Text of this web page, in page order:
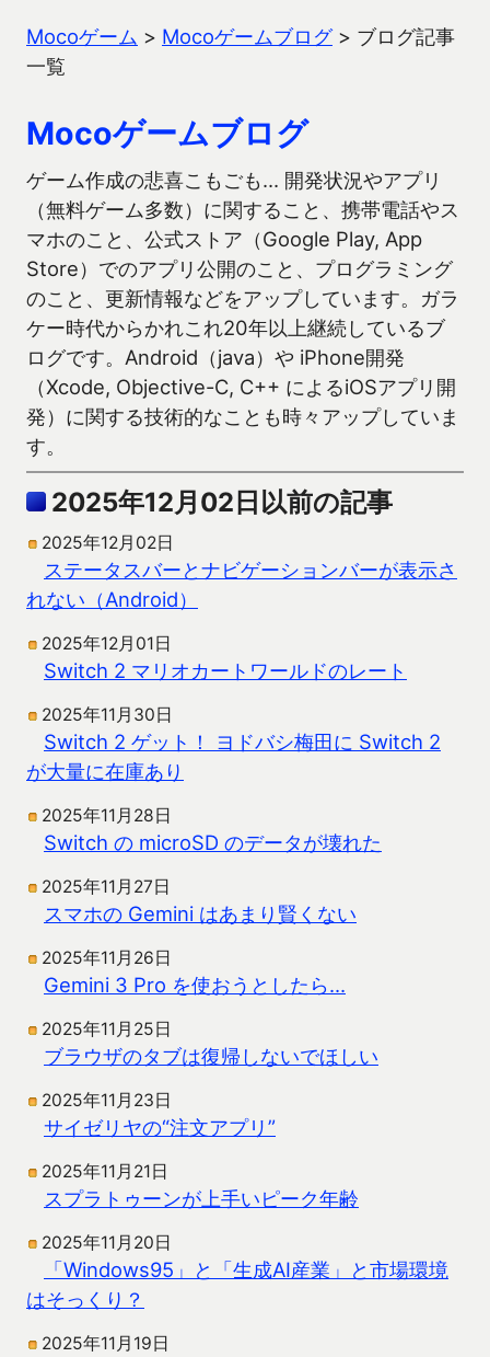
Mocoゲーム > Mocoゲームブログ> ブログ記事
一覧
Mocoゲームブログ
ゲーム作成の悲喜こもごも… 開発状況やアプリ
（無料ゲーム多数）に関すること、携帯電話やス
マホのこと、公式ストア（Google Play, App
Store）でのアプリ公開のこと、プログラミング
のこと、更新情報などをアップしています。ガラ
ケー時代からかれこれ20年以上継続しているブ
ログです。Android（java）や iPhone開発
（Xcode, Objective-C, C++ によるiOSアプリ開
発）に関する技術的なことも時々アップしていま
す。
2025年12月02日以前の記事
2025年12月02日
ステータスバーとナビゲーションバーが表示さ
れない（Android）
2025年12月01日
Switch 2 マリオカートワールドのレート
2025年11月30日
Switch 2 ゲット！ ヨドバシ梅田に Switch 2
が大量に在庫あり
2025年11月28日
Switch の microSD のデータが壊れた
2025年11月27日
スマホの Gemini はあまり賢くない
2025年11月26日
Gemini 3 Pro を使おうとしたら…
2025年11月25日
ブラウザのタブは復帰しないでほしい
2025年11月23日
サイゼリヤの“注文アプリ”
2025年11月21日
スプラトゥーンが上手いピーク年齢
2025年11月20日
「Windows95」と「生成AI産業」と市場環境
はそっくり？
2025年11月19日